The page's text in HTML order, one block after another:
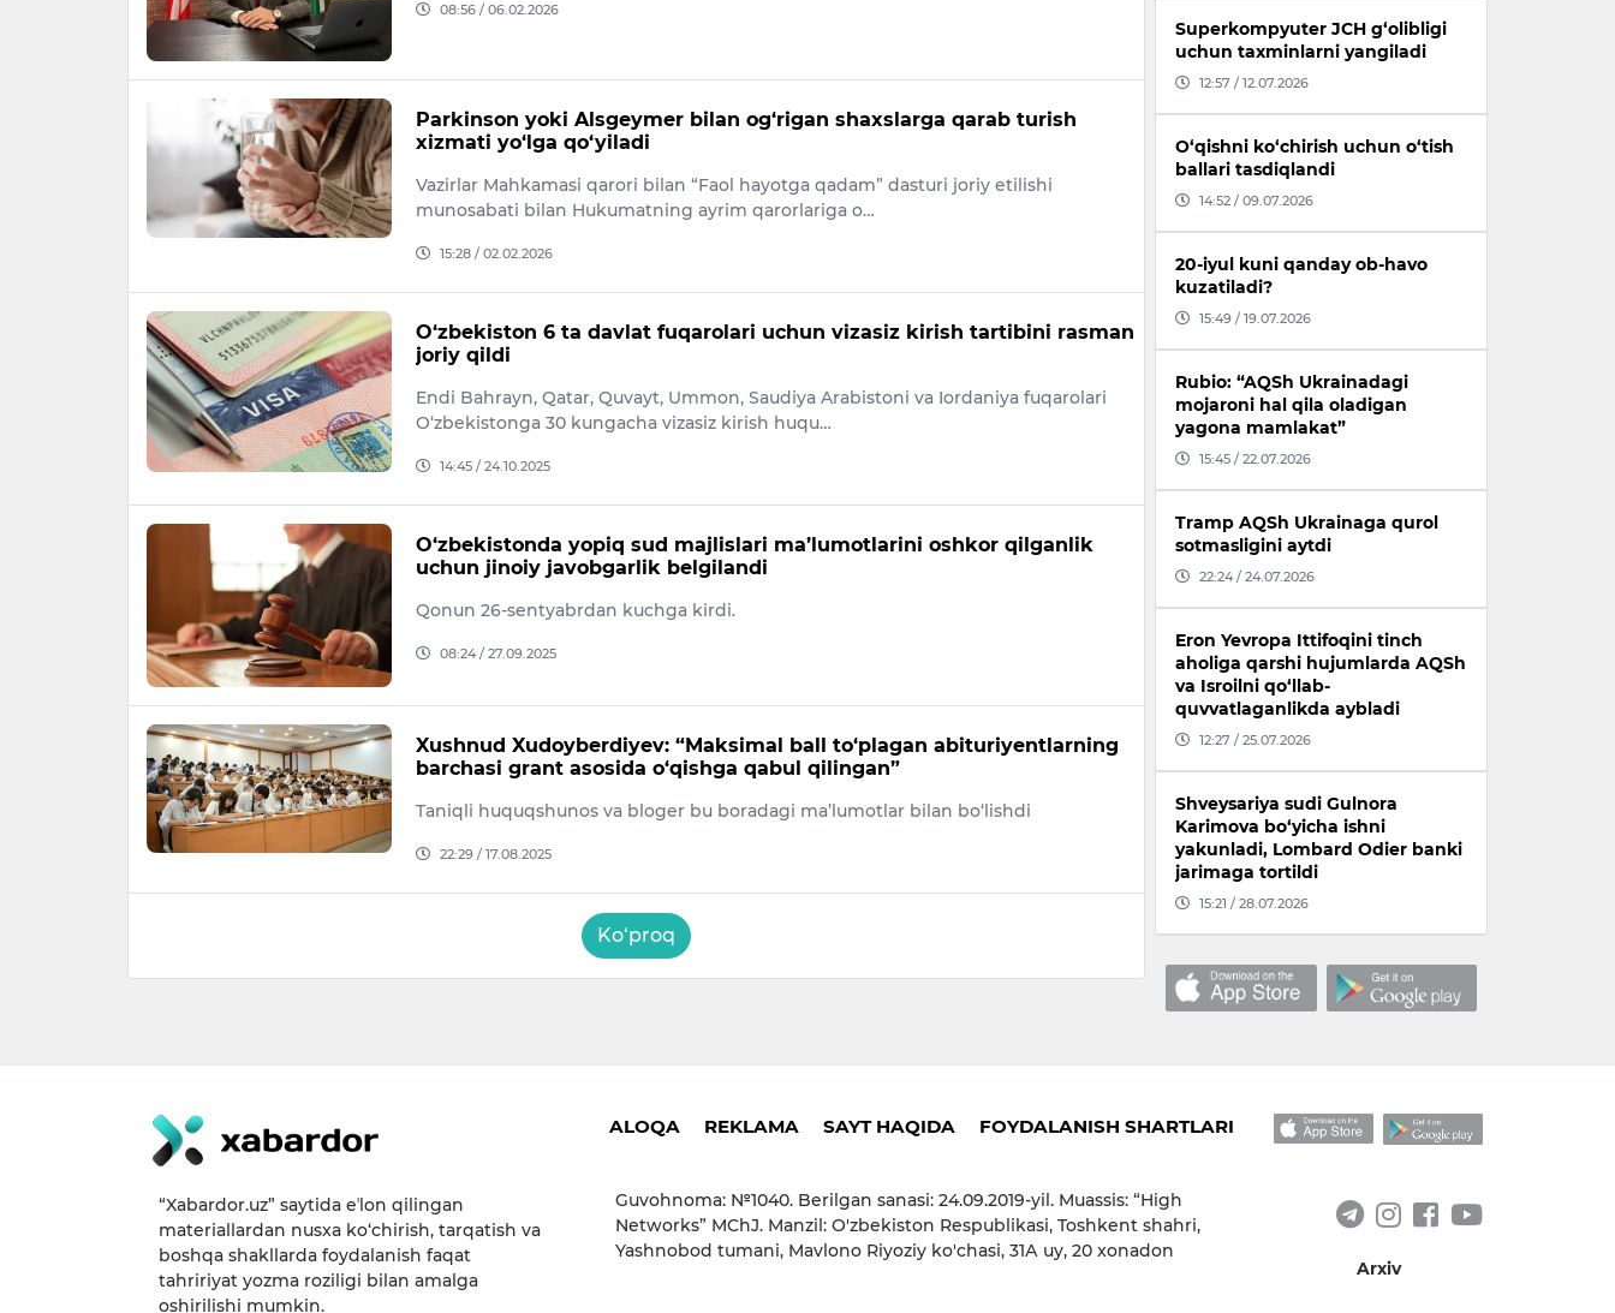
08:56 / 06.02.2026
Parkinson yoki Alsgeymer bilan og‘rigan shaxslarga qarab turish
xizmati yo‘lga qo‘yiladi
Vazirlar Mahkamasi qarori bilan “Faol hayotga qadam” dasturi joriy etilishi
munosabati bilan Hukumatning ayrim qarorlariga o…
15:28 / 02.02.2026
O‘zbekiston 6 ta davlat fuqarolari uchun vizasiz kirish tartibini rasman
joriy qildi
Endi Bahrayn, Qatar, Quvayt, Ummon, Saudiya Arabistoni va Iordaniya fuqarolari
O‘zbekistonga 30 kungacha vizasiz kirish huqu…
14:45 / 24.10.2025
O‘zbekistonda yopiq sud majlislari ma’lumotlarini oshkor qilganlik
uchun jinoiy javobgarlik belgilandi
Qonun 26-sentyabrdan kuchga kirdi.
08:24 / 27.09.2025
Xushnud Xudoyberdiyev: “Maksimal ball to‘plagan abituriyentlarning
barchasi grant asosida o‘qishga qabul qilingan”
Taniqli huquqshunos va bloger bu boradagi ma’lumotlar bilan bo‘lishdi
22:29 / 17.08.2025
Ko‘proq
Superkompyuter JCH g‘olibligi
uchun taxminlarni yangiladi
12:57 / 12.07.2026
O‘qishni ko‘chirish uchun o‘tish
ballari tasdiqlandi
14:52 / 09.07.2026
20-iyul kuni qanday ob-havo
kuzatiladi?
15:49 / 19.07.2026
Rubio: “AQSh Ukrainadagi
mojaroni hal qila oladigan
yagona mamlakat”
15:45 / 22.07.2026
Tramp AQSh Ukrainaga qurol
sotmasligini aytdi
22:24 / 24.07.2026
Eron Yevropa Ittifoqini tinch
aholiga qarshi hujumlarda AQSh
va Isroilni qo‘llab-
quvvatlaganlikda aybladi
12:27 / 25.07.2026
Shveysariya sudi Gulnora
Karimova bo‘yicha ishni
yakunladi, Lombard Odier banki
jarimaga tortildi
15:21 / 28.07.2026
“Xabardor.uz” saytida eʼlon qilingan
materiallardan nusxa ko‘chirish, tarqatish va
boshqa shakllarda foydalanish faqat
tahririyat yozma roziligi bilan amalga
oshirilishi mumkin.
ALOQA REKLAMA SAYT HAQIDA FOYDALANISH SHARTLARI
Guvohnoma: №1040. Berilgan sanasi: 24.09.2019-yil. Muassis: “High
Networks” MChJ. Manzil: O'zbekiston Respublikasi, Toshkent shahri,
Yashnobod tumani, Mavlono Riyoziy ko'chasi, 31А uy, 20 xonadon
Arxiv